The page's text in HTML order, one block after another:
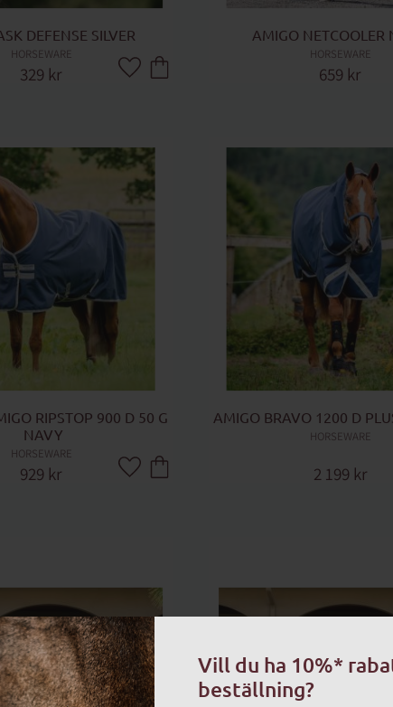
DEFENSE SILVER
HORSEWARE
329 kr Lägg till i favoriter
AMIGO NETCOOLER
HORSEWARE
659 kr
RIPSTOP 900 D 50 G
NAVY
HORSEWARE
929 kr Lägg till i favoriter
AMIGO BRAVO 1200 D
HORSEWARE
2 199 kr
Vill du ha 10%*
beställning?